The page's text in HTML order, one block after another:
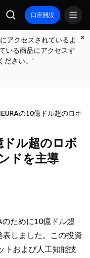
口座開設
アクセスされているよ
いる商品にアクセスす
ださい。"
の10億ドル超のロボ
ドル超のロボ
ドを主導
ために10億ドル超
しました。この投資
トおよび人工知能技